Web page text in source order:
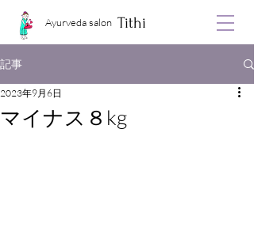
Ayurveda salon Tithi
記事
マイナス８kg
2023年9月6日